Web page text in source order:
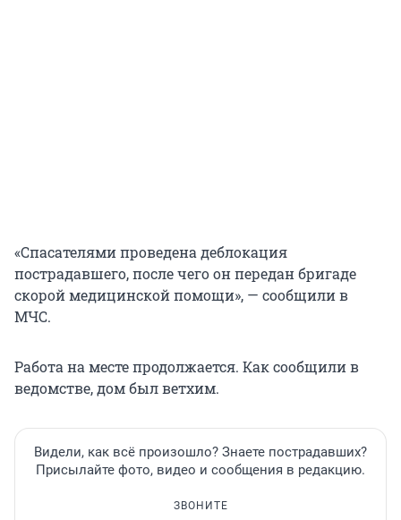
«Спасателями проведена деблокация
пострадавшего, после чего он передан бригаде
скорой медицинской помощи», — сообщили в
МЧС.
Работа на месте продолжается. Как сообщили в
ведомстве, дом был ветхим.
Видели, как всё произошло? Знаете пострадавших?
Присылайте фото, видео и сообщения в редакцию.
ЗВОНИТЕ